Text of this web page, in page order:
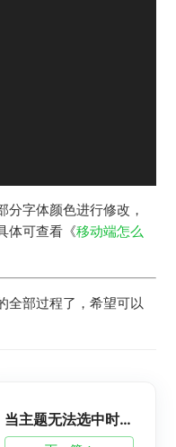
字体颜色进行修改，
体可查看《移动端怎么
全部过程了，希望可以
当主题无法选中时该怎么处理？